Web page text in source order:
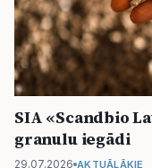
SIA «Scandbio
granulu iegādi
29.07.2026 AKTUĀLĀKIE